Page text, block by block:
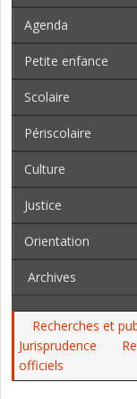
Agenda
Petite enfance
Scolaire
Périscolaire
Culture
Justice
Orientation
Archives
Recherches et
Jurisprudence
officiels